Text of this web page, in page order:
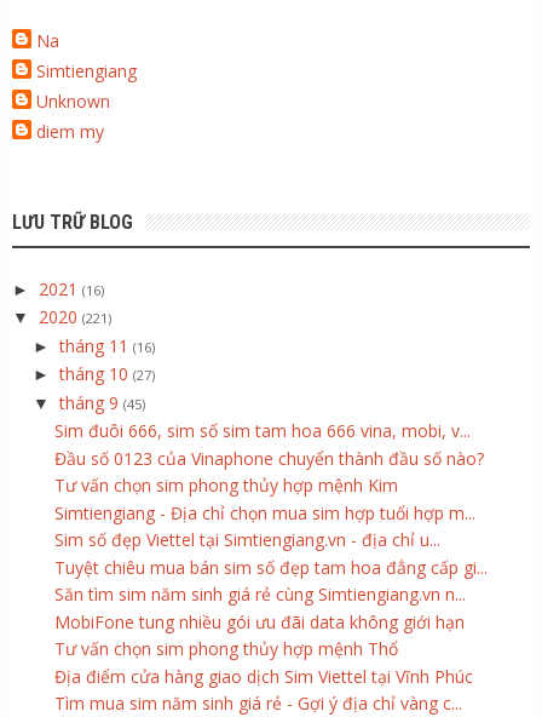
Na
Simtiengiang
Unknown
diem my
LƯU TRỮ BLOG
► 2021 (16)
▼ 2020 (221)
►tháng 11 (16)
►tháng 10 (27)
▼tháng 9 (45)
Sim đuôi 666, sim số sim tam hoa 666 vina, mobi, v...
Đầu số 0123 của Vinaphone chuyển thành đầu số nào?
Tư vấn chọn sim phong thủy hợp mệnh Kim
Simtiengiang - Địa chỉ chọn mua sim hợp tuổi hợp m...
Sim số đẹp Viettel tại Simtiengiang.vn - địa chỉ u...
Tuyệt chiêu mua bán sim số đẹp tam hoa đẳng cấp gi...
Săn tìm sim năm sinh giá rẻ cùng Simtiengiang.vn n...
MobiFone tung nhiều gói ưu đãi data không giới hạn
Tư vấn chọn sim phong thủy hợp mệnh Thổ
Địa điểm cửa hàng giao dịch Sim Viettel tại Vĩnh Phúc
Tìm mua sim năm sinh giá rẻ - Gợi ý địa chỉ vàng c...